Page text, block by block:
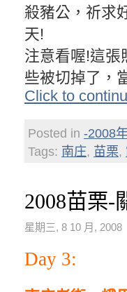
殺豬公，祈求
天!
注意看喔!這張
些被切掉了，
Click to
Posted in -2008
Tags: 南庄, 苗栗,
2008苗栗-
星期三, 8 10 月, 2008
Day 3: